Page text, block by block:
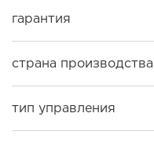
гарантия
страна производства
тип управления